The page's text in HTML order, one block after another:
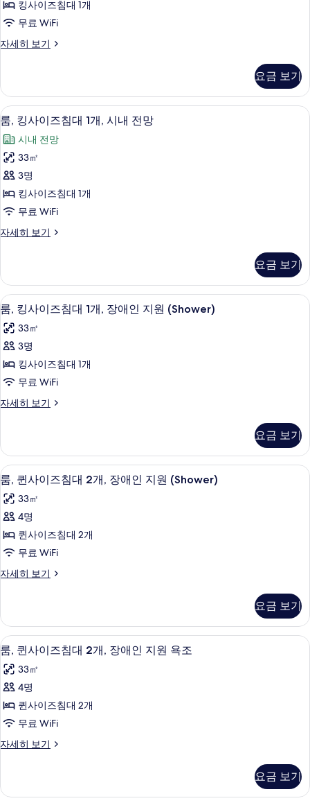
모
두
자
세
히
보
침
대
1
산
전
망
사
진
모
두
보
기
킹사이즈침대 1개
무료 WiFi
자세히 보기
룸,
즈
침
대
1
개,
산
망
자
세
히
보
요금 보기
룸,
킹
사
이
즈
침
대
1
시
내
전
망
사
진
모
두
고급 침구, 필로우탑 침대, 객실 내 금고
5
룸, 킹사이즈침대 1개, 시내 전망
시내 전망
33㎡
3명
킹사이즈침대 1개
무료 WiFi
자세히 보기
룸,
즈
침
대
1
개,
시
전
망
세
요금 보기
룸,
킹
사
이
즈
침
대
개,
장
애
인
지
원
(Shower)
사
두
보
기
샤워기/욕조 결합, 고급 세면용품, 헤
4
룸, 킹사이즈침대 1개, 장애인 지원 (Shower)
33㎡
3명
킹사이즈침대 1개
무료 WiFi
자세히 보기
룸,
즈
침
대
1
개,
장
인
지
(Shower)
보
기
요금 보기
룸,
퀸
사
이
즈
침
대
개,
장
애
인
지
원
(Shower)
사
두
샤워기/욕조 결합, 고급 세면용품, 헤
5
룸, 퀸사이즈침대 2개, 장애인 지원 (Shower)
33㎡
4명
퀸사이즈침대 2개
무료 WiFi
자세히 보기
룸,
즈
침
대
2
개,
장
인
지
(Shower)
보
요금 보기
룸,
퀸
사
이
즈
침
대
개,
샤워기/욕조 결합, 고급 세면용품, 헤
5
룸, 퀸사이즈침대 2개, 장애인 지원 욕조
33㎡
4명
퀸사이즈침대 2개
무료 WiFi
자세히 보기
룸,
즈
요금 보기